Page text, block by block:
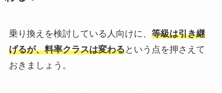
乗り換えを検討している人向けに、 等級は引き継
げるが、料率クラスは変わるという点を押さえて
おきましょう。